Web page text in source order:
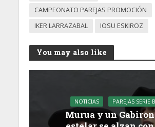
CAMPEONATO PAREJAS PROMOCIÓN
IKER LARRAZABAL
IOSU ESKIROZ
You may also like
NOTICIAS PAREJAS SERIE B
Murua y un